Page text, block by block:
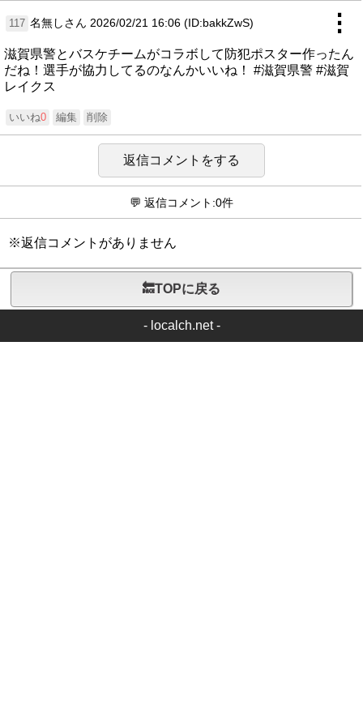
117 名無しさん 2026/02/21 16:06 (ID:bakkZwS) ⋮
滋賀県警とバスケチームがコラボして防犯ポスター作ったん
だね！選手が協力してるのなんかいいね！ #滋賀県警 #滋賀
レイクス
いいね0 編集 削除
返信コメントをする
💬 返信コメント:0件
※返信コメントがありません
🔙TOPに戻る
- localch.net-